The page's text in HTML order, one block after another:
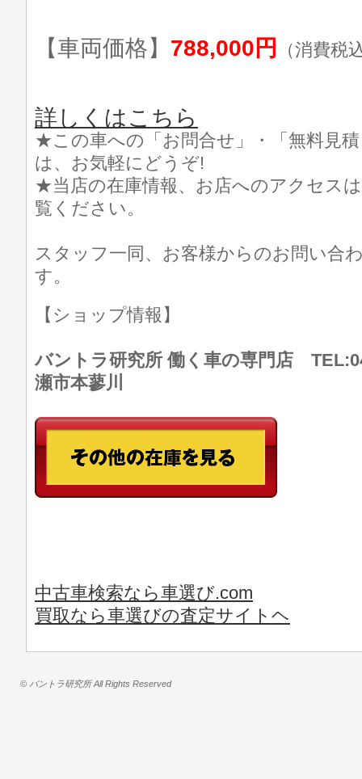
【車両価格】 788,000円 （消費税
詳しくはこちら
★この車への「お問合せ」・「無料見
は、お気軽にどうぞ!
★当店の在庫情報、お店へのアクセス
覧ください。
スタッフ一同、お客様からのお問い合
す。
【ショップ情報】
バントラ研究所 働く車の専門店
瀬市本蓼川
中古車検索なら車選び.com
買取なら車選びの査定サイトヘ
© バントラ研究所 All Rights Reserved